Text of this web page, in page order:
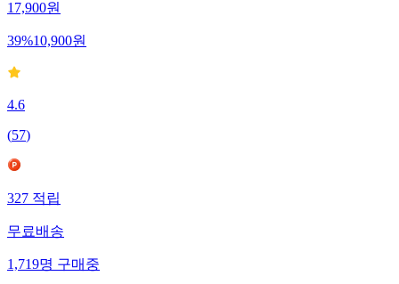
17,900원
39%10,900원
4.6
(57)
327적립
무료배송
1,719명구매중